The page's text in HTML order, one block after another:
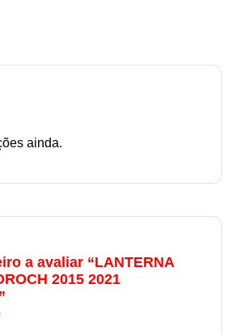
ainda.
a avaliar “LANTERNA
2015 2021